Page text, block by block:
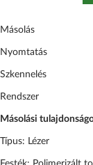
Másolás
Nyomtatás
Szkennelés
Rendszer
Másolási
Típus: Lézer